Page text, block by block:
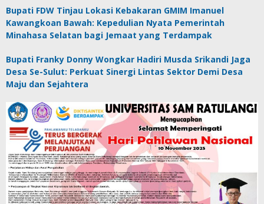
Bupati FDW Tinjau Lokasi Kebakaran GMIM Imanuel
Kawangkoan Bawah: Kepedulian Nyata Pemerintah
Minahasa Selatan bagi Jemaat yang Terdampak
Bupati Franky Donny Wongkar Hadiri Musda Srikandi Jaga
Desa Se-Sulut: Perkuat Sinergi Lintas Sektor Demi Desa
Maju dan Sejahtera